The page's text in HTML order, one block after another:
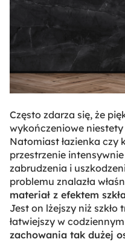
Często zdarza się, że
wykończeniowe
Natomiast łazienka czy
przestrzenie
zabrudzenia i
problemu znalazła
materiał z efektem
Jest on lżejszy niż
łatwiejszy w
zachowania tak dużej